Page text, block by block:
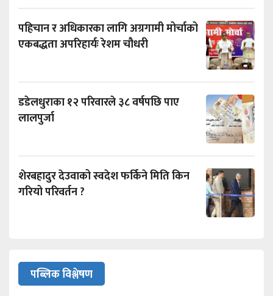
पहिचान र अधिकारका लागि अग्रगामी मोर्चाको
एकबद्धता अपरिहार्यः रेशम चौधरी
डडेलधुराका १२ परिवारले ३८ वर्षपछि पाए
लालपुर्जा
शेरबहादुर देउवाको स्वदेश फर्किने मिति किन
गरियो परिवर्तन ?
पब्लिक विश्लेषण